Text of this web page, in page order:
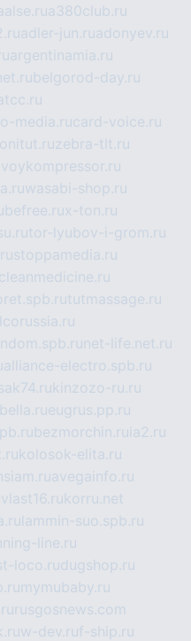
a380club.ru
adler-jun.ruadonyev.ru
argentinamia.ru
belgorod-day.ru
media.rucard-voice.ru
zebra-tlt.ru
wasabi-shop.ru
x-ton.ru
tor-lyubov-i-grom.ru
stoppamedia.ru
cleanmedicine.ru
tutmassage.ru
net-life.net.ru
alliance-electro.spb.ru
kinzozo-ru.ru
eugrus.pp.ru
bezmorchin.ru ia2.ru
kolosok-elita.ru
insiam.ruavegainfo.ru
vlast16.rukorru.net
lammin-suo.spb.ru
line.ru
loco.rudugshop.ru
mymubaby.ru
rusgosnews.com
w-dev.ruf-ship.ru